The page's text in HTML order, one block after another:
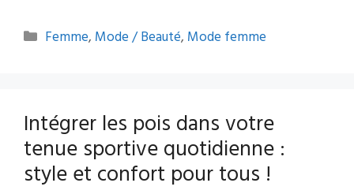
Catégories
Femme, Mode / Beauté, Mode femme
Intégrer les pois dans votre
tenue sportive quotidienne :
style et confort pour tous !